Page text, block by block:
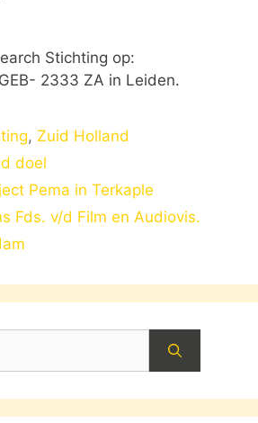
Stichting op:
2333 ZA in Leiden.
, Zuid Holland
doel
Pema in Terkaple
Fds. v/d Film en Audiovis.